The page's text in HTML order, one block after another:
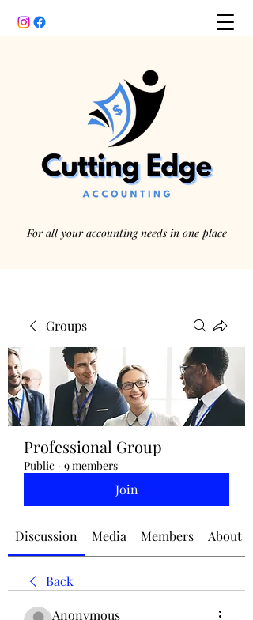
For all your accounting needs in one place
jennifermcchesney@yahoo.com
(604) 445-2082
Groups
Professional Group
Public · 9 members
Join
Discussion Media Members About
Back
Anonymous